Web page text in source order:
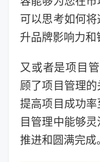
可以思考如何
升品牌影响力和
又或者是项目
顾了项目管理
提高项目成功
目管理中能够
推进和圆满完成